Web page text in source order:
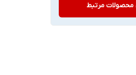
محصولات مرتبط